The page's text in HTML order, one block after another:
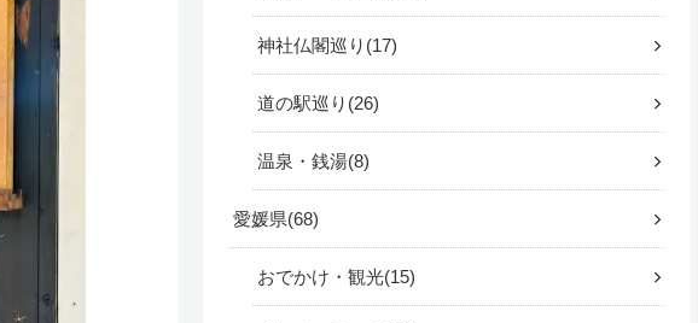
神社仏閣巡り 17
道の駅巡り 26
温泉・銭湯 8
愛媛県 68
おでかけ・観光 15